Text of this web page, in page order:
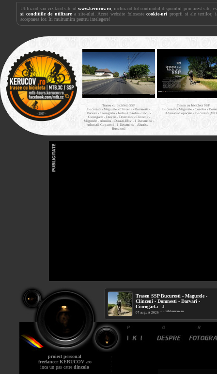
Utilizand sau vizitand site-ulwww.kerucov.ro , incluzand tot continutul disponibil prin acest site,
si conditiile de utilizare a site-ului. Acest website folosestecookie-uri proprii si ale tertilor,
acceptarea lor. Iti multumim pentru intelegere!
Traseu cu bicicleta SSP
Bucuresti - Magurele - Clinceni - Domnesti -
Darvari - Ciorogarla - Joita - Cosoba - Bacu -
Ciorogarla - Darvari - Domnesti - Clinceni -
Magurele - Alunisu - Darasti-Ilfov - 1 Decembrie -
Adunatii-Copaceni - 1 Decembrie - Alunisu -
Bucuresti
Traseu cu bicicleta SSP
Bucuresti - Magurele - Cosoba -
Adunatii-Copaceni - Bucuresti
Traseu SSP Bucuresti - Magurele -
Clinceni - Domnesti - Darvari -
Ciorogarla - J...
07 august 2026 / via mtb.kerucov.ro
proiect personal
freelancer KERUCOV .ro
inca un pas catre dincolo